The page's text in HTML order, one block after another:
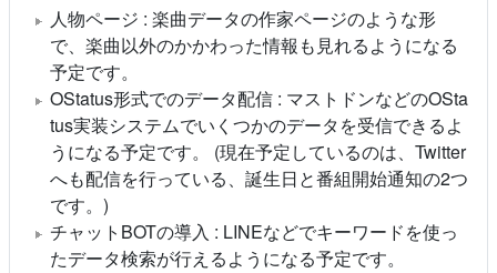
人物ページ : 楽曲データの作家ページのような形
で、楽曲以外のかかわった情報も見れるようになる
予定です。
OStatus形式でのデータ配信 : マストドンなどのOSta
tus実装システムでいくつかのデータを受信できるよ
うになる予定です。 (現在予定しているのは、Twitter
へも配信を行っている、誕生日と番組開始通知の2つ
です。)
チャットBOTの導入 : LINEなどでキーワードを使っ
たデータ検索が行えるようになる予定です。